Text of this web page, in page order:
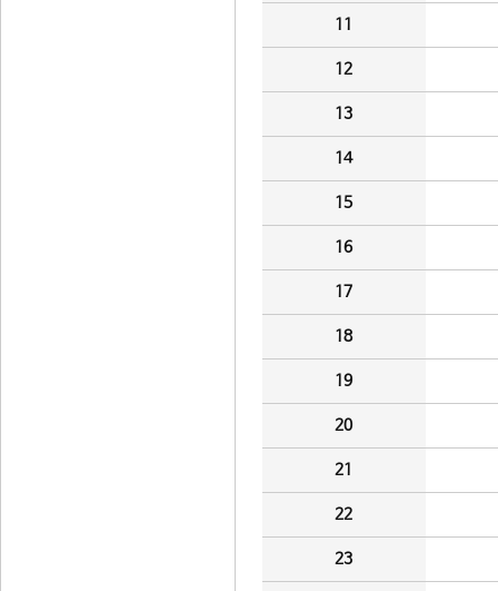
11
12
13
14
15
16
17
18
19
20
21
22
23